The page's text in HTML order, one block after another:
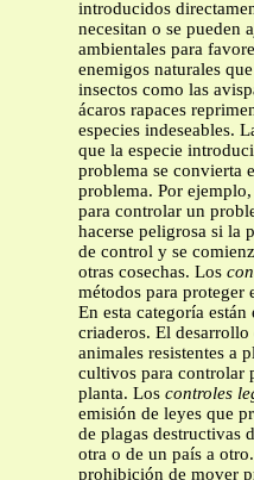
introducidos
necesitan o se pueden
ambientales para
enemigos naturales
insectos como las
ácaros rapaces
especies indeseables.
que la especie
problema se convierta
problema. Por
para controlar un
hacerse peligrosa si la
de control y se
otras cosechas. Los
métodos para proteger
En esta categoría
criaderos. El desarrollo
animales resistentes a
cultivos para controlar
planta. Los controles
emisión de leyes que
de plagas destructivas
otra o de un país a
prohibición de mover